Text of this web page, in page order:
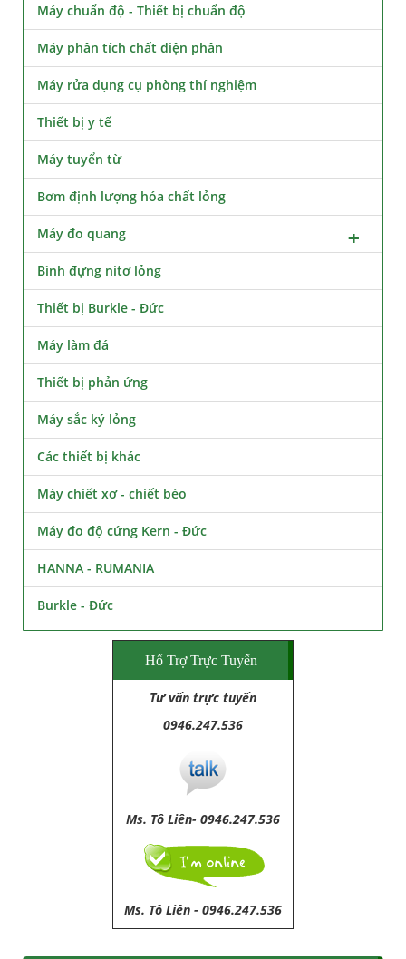
Máy chuẩn độ - Thiết bị chuẩn độ
Máy phân tích chất điện phân
Máy rửa dụng cụ phòng thí nghiệm
Thiết bị y tế
Máy tuyển từ
Bơm định lượng hóa chất lỏng
Máy đo quang
Bình đựng nitơ lỏng
Thiết bị Burkle - Đức
Máy làm đá
Thiết bị phản ứng
Máy sắc ký lỏng
Các thiết bị khác
Máy chiết xơ - chiết béo
Máy đo độ cứng Kern - Đức
HANNA - RUMANIA
Burkle - Đức
Hổ Trợ Trực Tuyến
Tư vấn trực tuyến
0946.247.536
Ms. Tô Liên- 0946.247.536
Ms. Tô Liên - 0946.247.536